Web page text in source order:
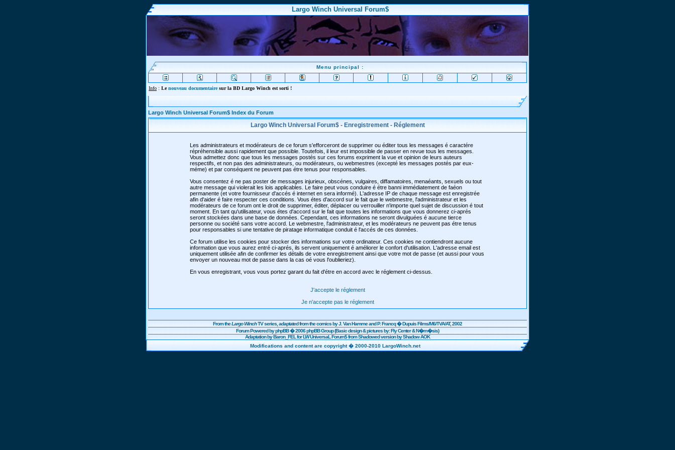
Largo Winch Universal Forum$
Menu principal :
Info : Lenouveau documentairesur la BD Largo Winch est sorti !
Largo Winch Universal Forum$ Index du Forum
Largo Winch Universal Forum$ - Enregistrement - Réglement
Les administrateurs et modérateurs de ce forum s'efforceront de supprimer ou éditer tous les messages é caractére
répréhensible aussi rapidement que possible. Toutefois, il leur est impossible de passer en revue tous les messages.
Vous admettez donc que tous les messages postés sur ces forums expriment la vue et opinion de leurs auteurs
respectifs, et non pas des administrateurs, ou modérateurs, ou webmestres (excepté les messages postés par eux-
méme) et par conséquent ne peuvent pas étre tenus pour responsables.
Vous consentez é ne pas poster de messages injurieux, obscénes, vulgaires, diffamatoires, menaéants, sexuels ou tout
autre message qui violerait les lois applicables. Le faire peut vous conduire é étre banni immédiatement de faéon
permanente (et votre fournisseur d'accés é internet en sera informé). L'adresse IP de chaque message est enregistrée
afin d'aider é faire respecter ces conditions. Vous étes d'accord sur le fait que le webmestre, l'administrateur et les
modérateurs de ce forum ont le droit de supprimer, éditer, déplacer ou verrouiller n'importe quel sujet de discussion é tout
moment. En tant qu'utilisateur, vous étes d'accord sur le fait que toutes les informations que vous donnerez ci-aprés
seront stockées dans une base de données. Cependant, ces informations ne seront divulguées é aucune tierce
personne ou société sans votre accord. Le webmestre, l'administrateur, et les modérateurs ne peuvent pas étre tenus
pour responsables si une tentative de piratage informatique conduit é l'accés de ces données.
Ce forum utilise les cookies pour stocker des informations sur votre ordinateur. Ces cookies ne contiendront aucune
information que vous aurez entré ci-aprés, ils servent uniquement é améliorer le confort d'utilisation. L'adresse email est
uniquement utilisée afin de confirmer les détails de votre enregistrement ainsi que votre mot de passe (et aussi pour vous
envoyer un nouveau mot de passe dans la cas oé vous l'oublieriez).
En vous enregistrant, vous vous portez garant du fait d'étre en accord avec le réglement ci-dessus.
J'accepte le réglement
Je n'accepte pas le réglement
From theLargo WinchTV series, adaptated from the comics by J. Van Hamme and P. Francq �DupuisFilms/M6/TVA/AT, 2002
Forum Powered byphpBB� 2006 phpBB Group (Basic design & pictures by: Fly Center & N�m�sis)
Adaptation by Baron_FEL for LW UniversaL Forum$ from Shadowed version by Shadow AOK
Modifications and content are copyright � 2000-2010 LargoWinch.net